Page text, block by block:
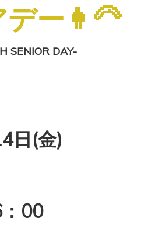
デー👩‍🦳
SENIOR DAY-
日(金)
00